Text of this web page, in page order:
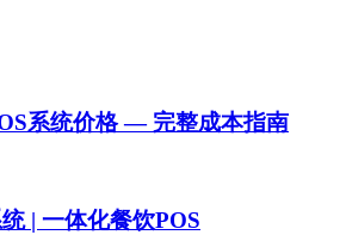
系统价格 — 完整成本指南
| 一体化餐饮POS